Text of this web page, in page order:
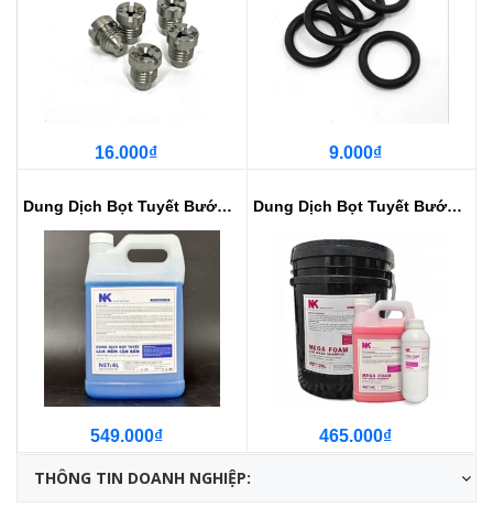
16.000₫ 9.000₫
Dung Dịch Bọt Tuyết Bước 1 Nhũ H...
549.000₫
Dung Dịch Bọt Tuyết Bước 2 Siêu ...
465.000₫
THÔNG TIN DOANH NGHIỆP: